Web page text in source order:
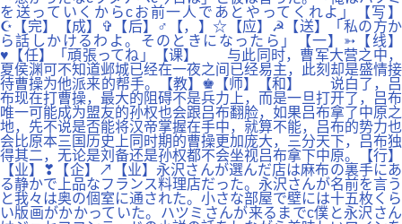
を送っていくからcお前一人であとやってくれよ」【写】
☪【完】【成】✞【后】♂【，】☆【应】☭【送】「私の方か
ら話しかけるわよ。そのときになったら」【一】➳【线】
♥【任】「頑張ってね」【课】 与此同时，曹军大营之中，
夏侯渊可不知道邺城已经在一夜之间已经易主，此刻却是盛情接
待曹操为他派来的帮手。【教】♚【师】【和】 说白了，吕
布现在打曹操，最大的阻碍不是兵力上，而是一旦打开了，吕布
唯一可能成为盟友的孙权也会跟吕布翻脸，如果吕布拿了中原之
地，先不说是否能将汉帝掌握在手中，就算不能，吕布的势力也
会比原本三国历史上同时期的曹操更加庞大，三分天下，吕布独
得其二，无论是刘备还是孙权都不会坐视吕布拿下中原。【行】
【业】❣【企】↗【业】永沢さんが選んだ店は麻布の裏手にあ
る静かで上品なフランス料理店だった。永沢さんが名前を言う
と我々は奥の個室に通された。小さな部屋で壁には十五枚くら
い版画がかかっていた。ハツミさんが来るまでc僕と永沢さん